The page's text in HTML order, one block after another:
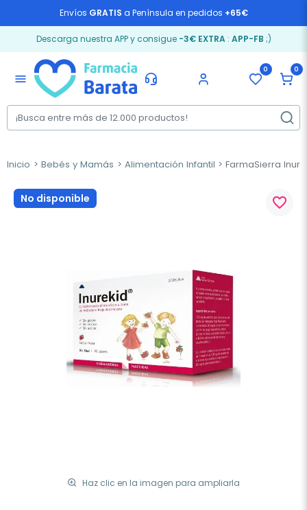
Envíos GRATIS a Península en pedidos +65€
Descarga nuestra APP y consigue -3€ EXTRA: APP-FB ;)
menu
0 0
Inicio Bebés y Mamás Alimentación Infantil FarmaSierra
No disponible
Haz clic en la imagen para ampliarla
favorite_border